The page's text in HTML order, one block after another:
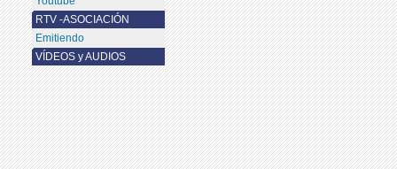
RTV -ASOCIACIÓN
Emitiendo
VÍDEOS y AUDIOS